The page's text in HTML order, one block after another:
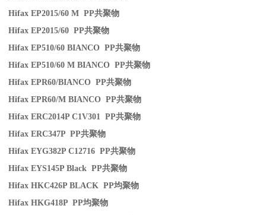
Hifax EP2015/60 M PP共聚物
Hifax EP2015/60 PP共聚物
Hifax EP510/60 BIANCO PP共聚物
Hifax EP510/60 M BIANCO PP共聚物
Hifax EPR60/BIANCO PP共聚物
Hifax EPR60/M BIANCO PP共聚物
Hifax ERC2014P C1V301 PP共聚物
Hifax ERC347P PP共聚物
Hifax EYG382P C12716 PP共聚物
Hifax EYS145P Black PP共聚物
Hifax HKC426P BLACK PP均聚物
Hifax HKG418P PP均聚物